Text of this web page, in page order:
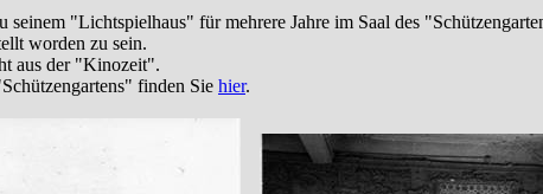
seinem "Lichtspielhaus" für mehrere Jahre im Saal des
worden zu sein.
aus der "Kinozeit".
finden Sie hier.